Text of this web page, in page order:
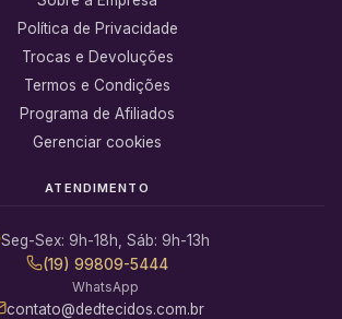
Política de Privacidade
Trocas e Devoluções
Termos e Condições
Programa de Afiliados
Gerenciar cookies
ATENDIMENTO
Seg-Sex: 9h-18h, Sáb: 9h-13h
(19) 99809-5444
WhatsApp
contato@dedtecidos.com.br